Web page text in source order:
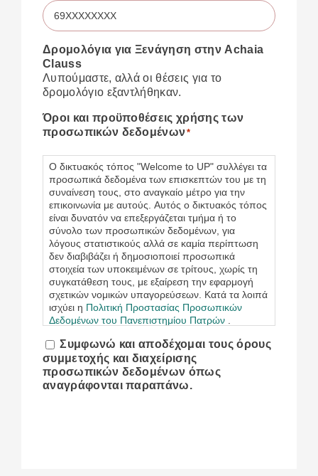
Δρομολόγια για Ξενάγηση στην Achaia
Clauss
Λυπούμαστε, αλλά οι θέσεις για το
δρομολόγιο εξαντλήθηκαν.
Όροι και προϋποθέσεις χρήσης των
προσωπικών δεδομένων*
Ο δικτυακός τόπος "Welcome to UP" συλλέγει τα
προσωπικά δεδομένα των επισκεπτών του με τη
συναίνεση τους, στο αναγκαίο μέτρο για την
επικοινωνία με αυτούς. Αυτός ο δικτυακός τόπος
είναι δυνατόν να επεξεργάζεται τμήμα ή το
σύνολο των προσωπικών δεδομένων, για
λόγους στατιστικούς αλλά σε καμία περίπτωση
δεν διαβιβάζει ή δημοσιοποιεί προσωπικά
στοιχεία των υποκειμένων σε τρίτους, χωρίς τη
συγκατάθεση τους, με εξαίρεση την εφαρμογή
σχετικών νομικών υπαγορεύσεων. Κατά τα λοιπά
ισχύει η Πολιτική Προστασίας Προσωπικών
Δεδομένων του Πανεπιστημίου Πατρών .
Συμφωνώ και αποδέχομαι τους όρους
συμμετοχής και διαχείρισης
προσωπικών δεδομένων όπως
αναγράφονται παραπάνω.